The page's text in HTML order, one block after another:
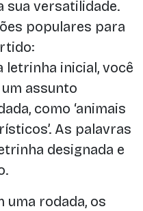
sua versatilidade.
populares para
letrinha inicial, você
assunto
como ‘animais
As palavras
designada e
uma rodada, os